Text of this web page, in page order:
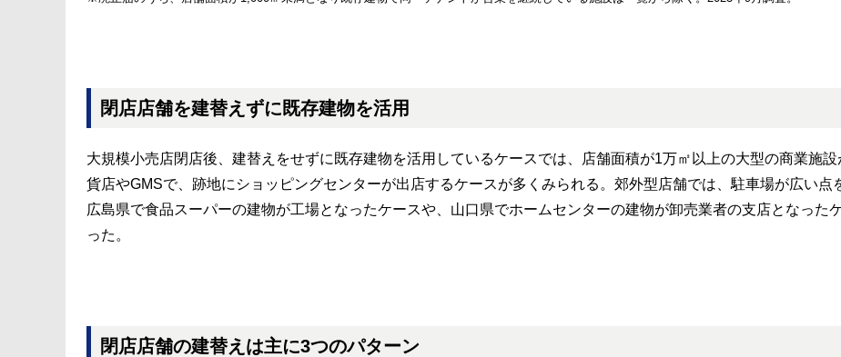
閉店店舗を建替えずに既存建物を活用
大規模小売店閉店後、建替えをせずに既存建物を活用しているケースでは、店舗面積が1万㎡以上の大型の商業施
貨店やGMSで、跡地にショッピングセンターが出店するケースが多くみられる。郊外型店舗では、駐車場が広い点
広島県で食品スーパーの建物が工場となったケースや、山口県でホームセンターの建物が卸売業者の支店となった
った。
閉店店舗の建替えは主に3つのパターン